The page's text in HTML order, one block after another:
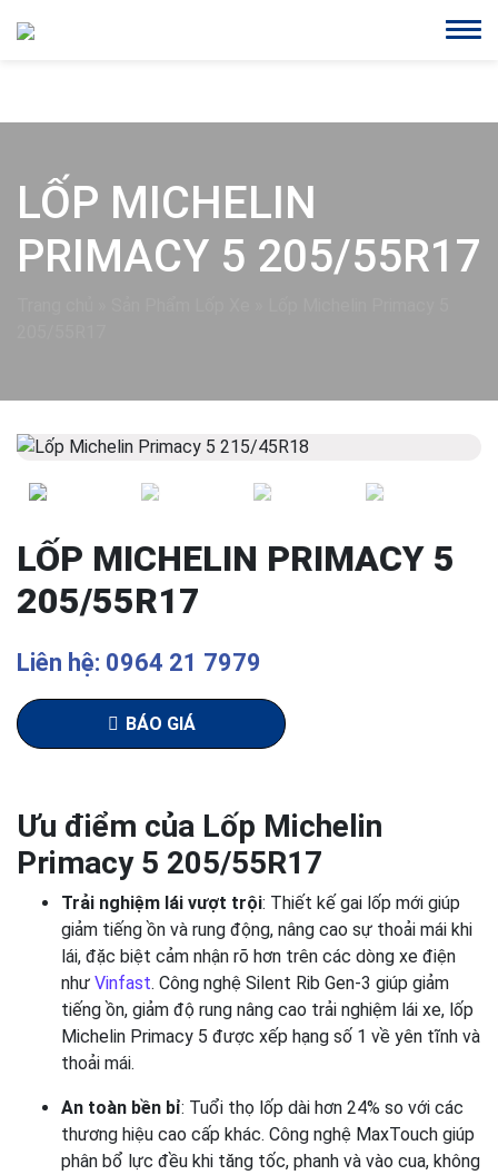
LỐP MICHELIN
PRIMACY 5 205/55R17
LỐP MICHELIN PRIMACY 5
205/55R17
Liên hệ: 0964 21 7979
BÁO GIÁ
Ưu điểm của Lốp Michelin
Primacy 5 205/55R17
Trải nghiệm lái vượt trội: Thiết kế gai lốp mới giúp
giảm tiếng ồn và rung động, nâng cao sự thoải mái khi
lái, đặc biệt cảm nhận rõ hơn trên các dòng xe điện
như Vinfast. Công nghệ Silent Rib Gen-3 giúp giảm
tiếng ồn, giảm độ rung nâng cao trải nghiệm lái xe, lốp
Michelin Primacy 5 được xếp hạng số 1 về yên tĩnh và
thoải mái.
An toàn bền bỉ: Tuổi thọ lốp dài hơn 24% so với các
thương hiệu cao cấp khác. Công nghệ MaxTouch giúp
phân bổ lực đều khi tăng tốc, phanh và vào cua, không